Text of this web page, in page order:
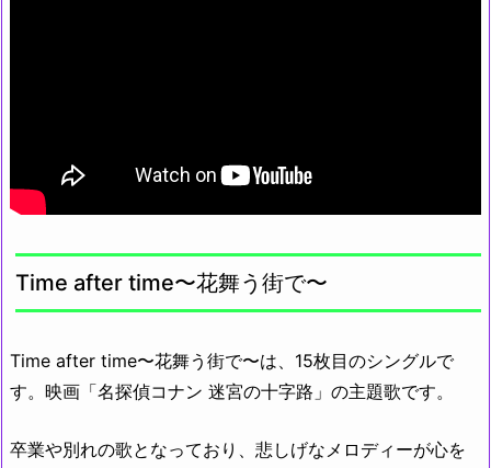
Time after time〜花舞う街で〜
Time after time〜花舞う街で〜は、15枚目のシングルで
す。映画「名探偵コナン 迷宮の十字路」の主題歌です。
卒業や別れの歌となっており、悲しげなメロディーが心を